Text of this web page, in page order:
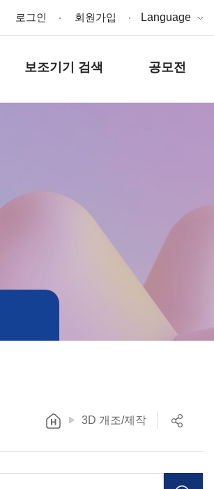
로그인 회원가입 Language
보조기기 검색 공모전
3D 개조/제작